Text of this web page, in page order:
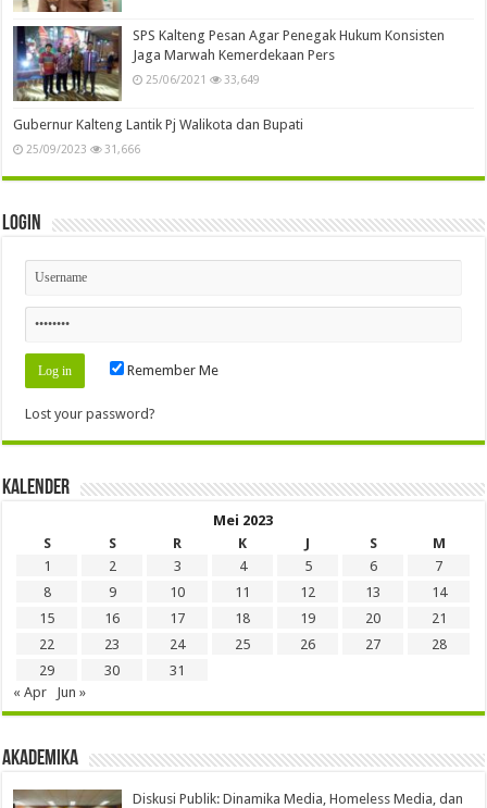
SPS Kalteng Pesan Agar Penegak Hukum Konsisten
Jaga Marwah Kemerdekaan Pers
25/06/2021 33,649
Gubernur Kalteng Lantik Pj Walikota dan Bupati
25/09/2023 31,666
Login
Remember Me
Lost your password?
Kalender
Mei 2023
S
S R K J S
M
1
2 3 4 5 6
7
8
9 10 11 12 13
14
15
16 17 18 19 20
21
22
23 24 25 26 27
28
29
30
31
« Apr
Jun »
Akademika
Diskusi Publik: Dinamika Media, Homeless Media, dan